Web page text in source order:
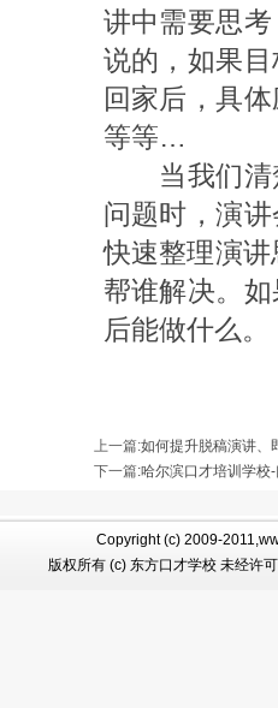
讲中需要思
说的，如果
回家后，具
等等…
当我们清楚
问题时，演
快速整理演
帮谁解决。
后能做什么。
上一篇:如何提升脱稿演讲、
下一篇:哈尔滨口才培训学校
Copyright (c) 2009-
版权所有 (c) 东方口才学校 未经许